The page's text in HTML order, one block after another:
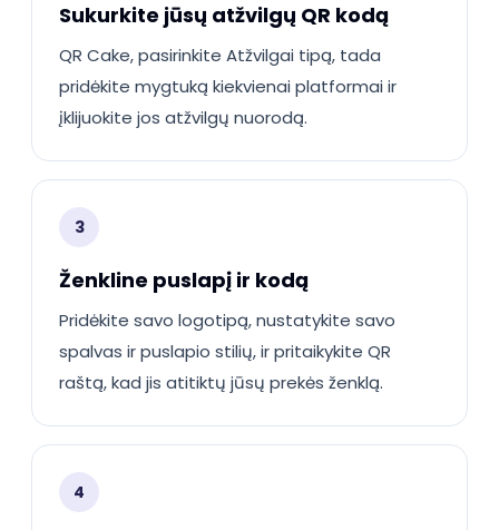
Sukurkite jūsų atžvilgų QR kodą
QR Cake, pasirinkite Atžvilgai tipą, tada
pridėkite mygtuką kiekvienai platformai ir
įklijuokite jos atžvilgų nuorodą.
3
Ženkline puslapį ir kodą
Pridėkite savo logotipą, nustatykite savo
spalvas ir puslapio stilių, ir pritaikykite QR
raštą, kad jis atitiktų jūsų prekės ženklą.
4